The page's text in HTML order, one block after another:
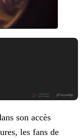
son accès
les fans de